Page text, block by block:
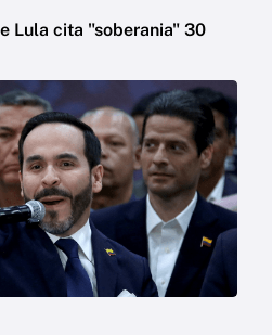
Lula cita "soberania" 30